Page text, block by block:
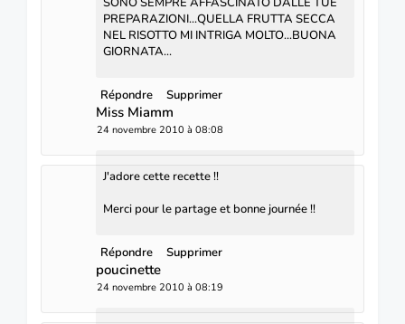
PREPARAZIONI...QUELLA FRUTTA SECCA
NEL RISOTTO MI INTRIGA MOLTO...BUONA
GIORNATA...
Répondre Supprimer
Miss Miamm
24 novembre 2010 à 08:08
J'adore cette recette !!
Merci pour le partage et bonne journée !!
Répondre Supprimer
poucinette
24 novembre 2010 à 08:19